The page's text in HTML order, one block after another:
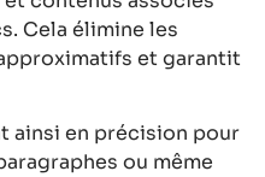
Cela élimine les
et garantit
ainsi en précision pour
ou même